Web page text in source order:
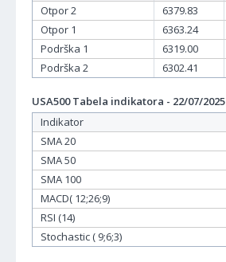
Otpor 2
6379.83
Otpor 1
6363.24
Podrška 1
6319.00
Podrška 2
6302.41
USA500 Tabela indikatora - 22/07/2025
Indikator
SMA 20
SMA 50
SMA 100
MACD( 12;26;9)
RSI (14)
Stochastic ( 9;6;3)